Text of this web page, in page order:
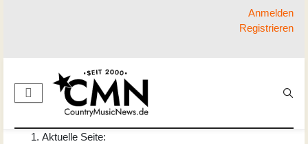
Anmelden
Registrieren
Aktuelle Seite: